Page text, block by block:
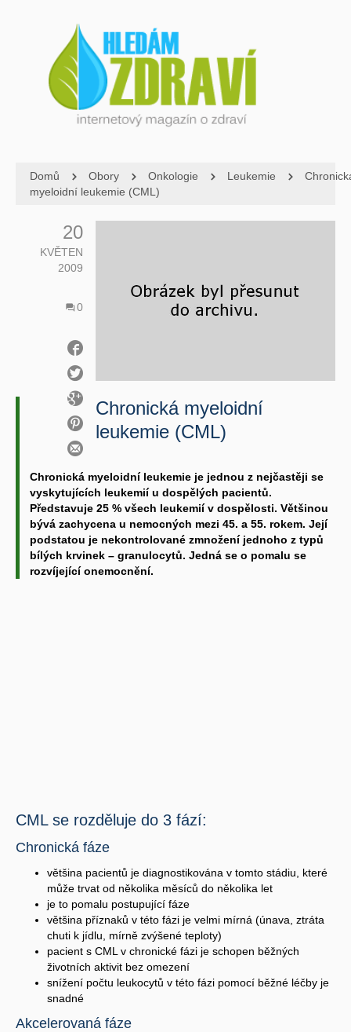
Domů Obory Onkologie Leukemie
myeloidní leukemie (CML)
20
KVĚTEN
2009
0
Chronická myeloidní
leukemie (CML)
Chronická myeloidní leukemie je jednou z nejčastěji se
vyskytujících leukemií u dospělých pacientů.
Představuje 25 % všech leukemií v dospělosti. Většinou
bývá zachycena u nemocných mezi 45. a 55. rokem. Její
podstatou je nekontrolované zmnožení jednoho z typů
bílých krvinek – granulocytů. Jedná se o pomalu se
rozvíjející onemocnění.
CML se rozděluje do 3 fází:
Chronická fáze
většina pacientů je diagnostikována v tomto stádiu, které
může trvat od několika měsíců do několika let
je to pomalu postupující fáze
většina příznaků v této fázi je velmi mírná (únava, ztráta
chuti k jídlu, mírně zvýšené teploty)
pacient s CML v chronické fázi je schopen běžných
životních aktivit bez omezení
snížení počtu leukocytů v této fázi pomocí běžné léčby je
snadné
Akcelerovaná fáze